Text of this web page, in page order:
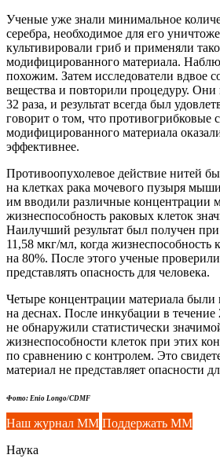
Ученые уже знали минимальное
серебра, необходимое для его
культивировали гриб и применяли
модифицированного материала.
похожим. Затем исследователи вдвое
вещества и повторили процедуру. Они
32 раза, и результат всегда был
говорит о том, что противогрибковые
модифицированного материала
эффективнее.
Противоопухолевое действие нитей
на клетках рака мочевого пузыря
им вводили различные концентрации
жизнеспособность раковых клеток
Наилучший результат был получен
11,58 мкг/мл, когда жизнеспособность
на 80%. После этого ученые
представлять опасность для человека.
Четыре концентрации материала были
на деснах. После инкубации в течение
не обнаружили статистически
жизнеспособности клеток при этих
по сравнению с контролем. Это
материал не представляет опасности
Фото: Enio Longo/CDMF
Наш журнал ММ Поддержать ММ
Наука